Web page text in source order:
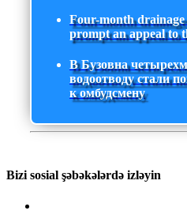
Four-month
prompt an appeal to
В Бузовна
водоотводу стали
к омбудсмену
Bizi sosial şəbəkələrdə izləyin